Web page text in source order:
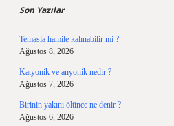
Son Yazılar
Temasla hamile kalınabilir mi ?
Ağustos 8, 2026
Katyonik ve anyonik nedir ?
Ağustos 7, 2026
Birinin yakını ölünce ne denir ?
Ağustos 6, 2026